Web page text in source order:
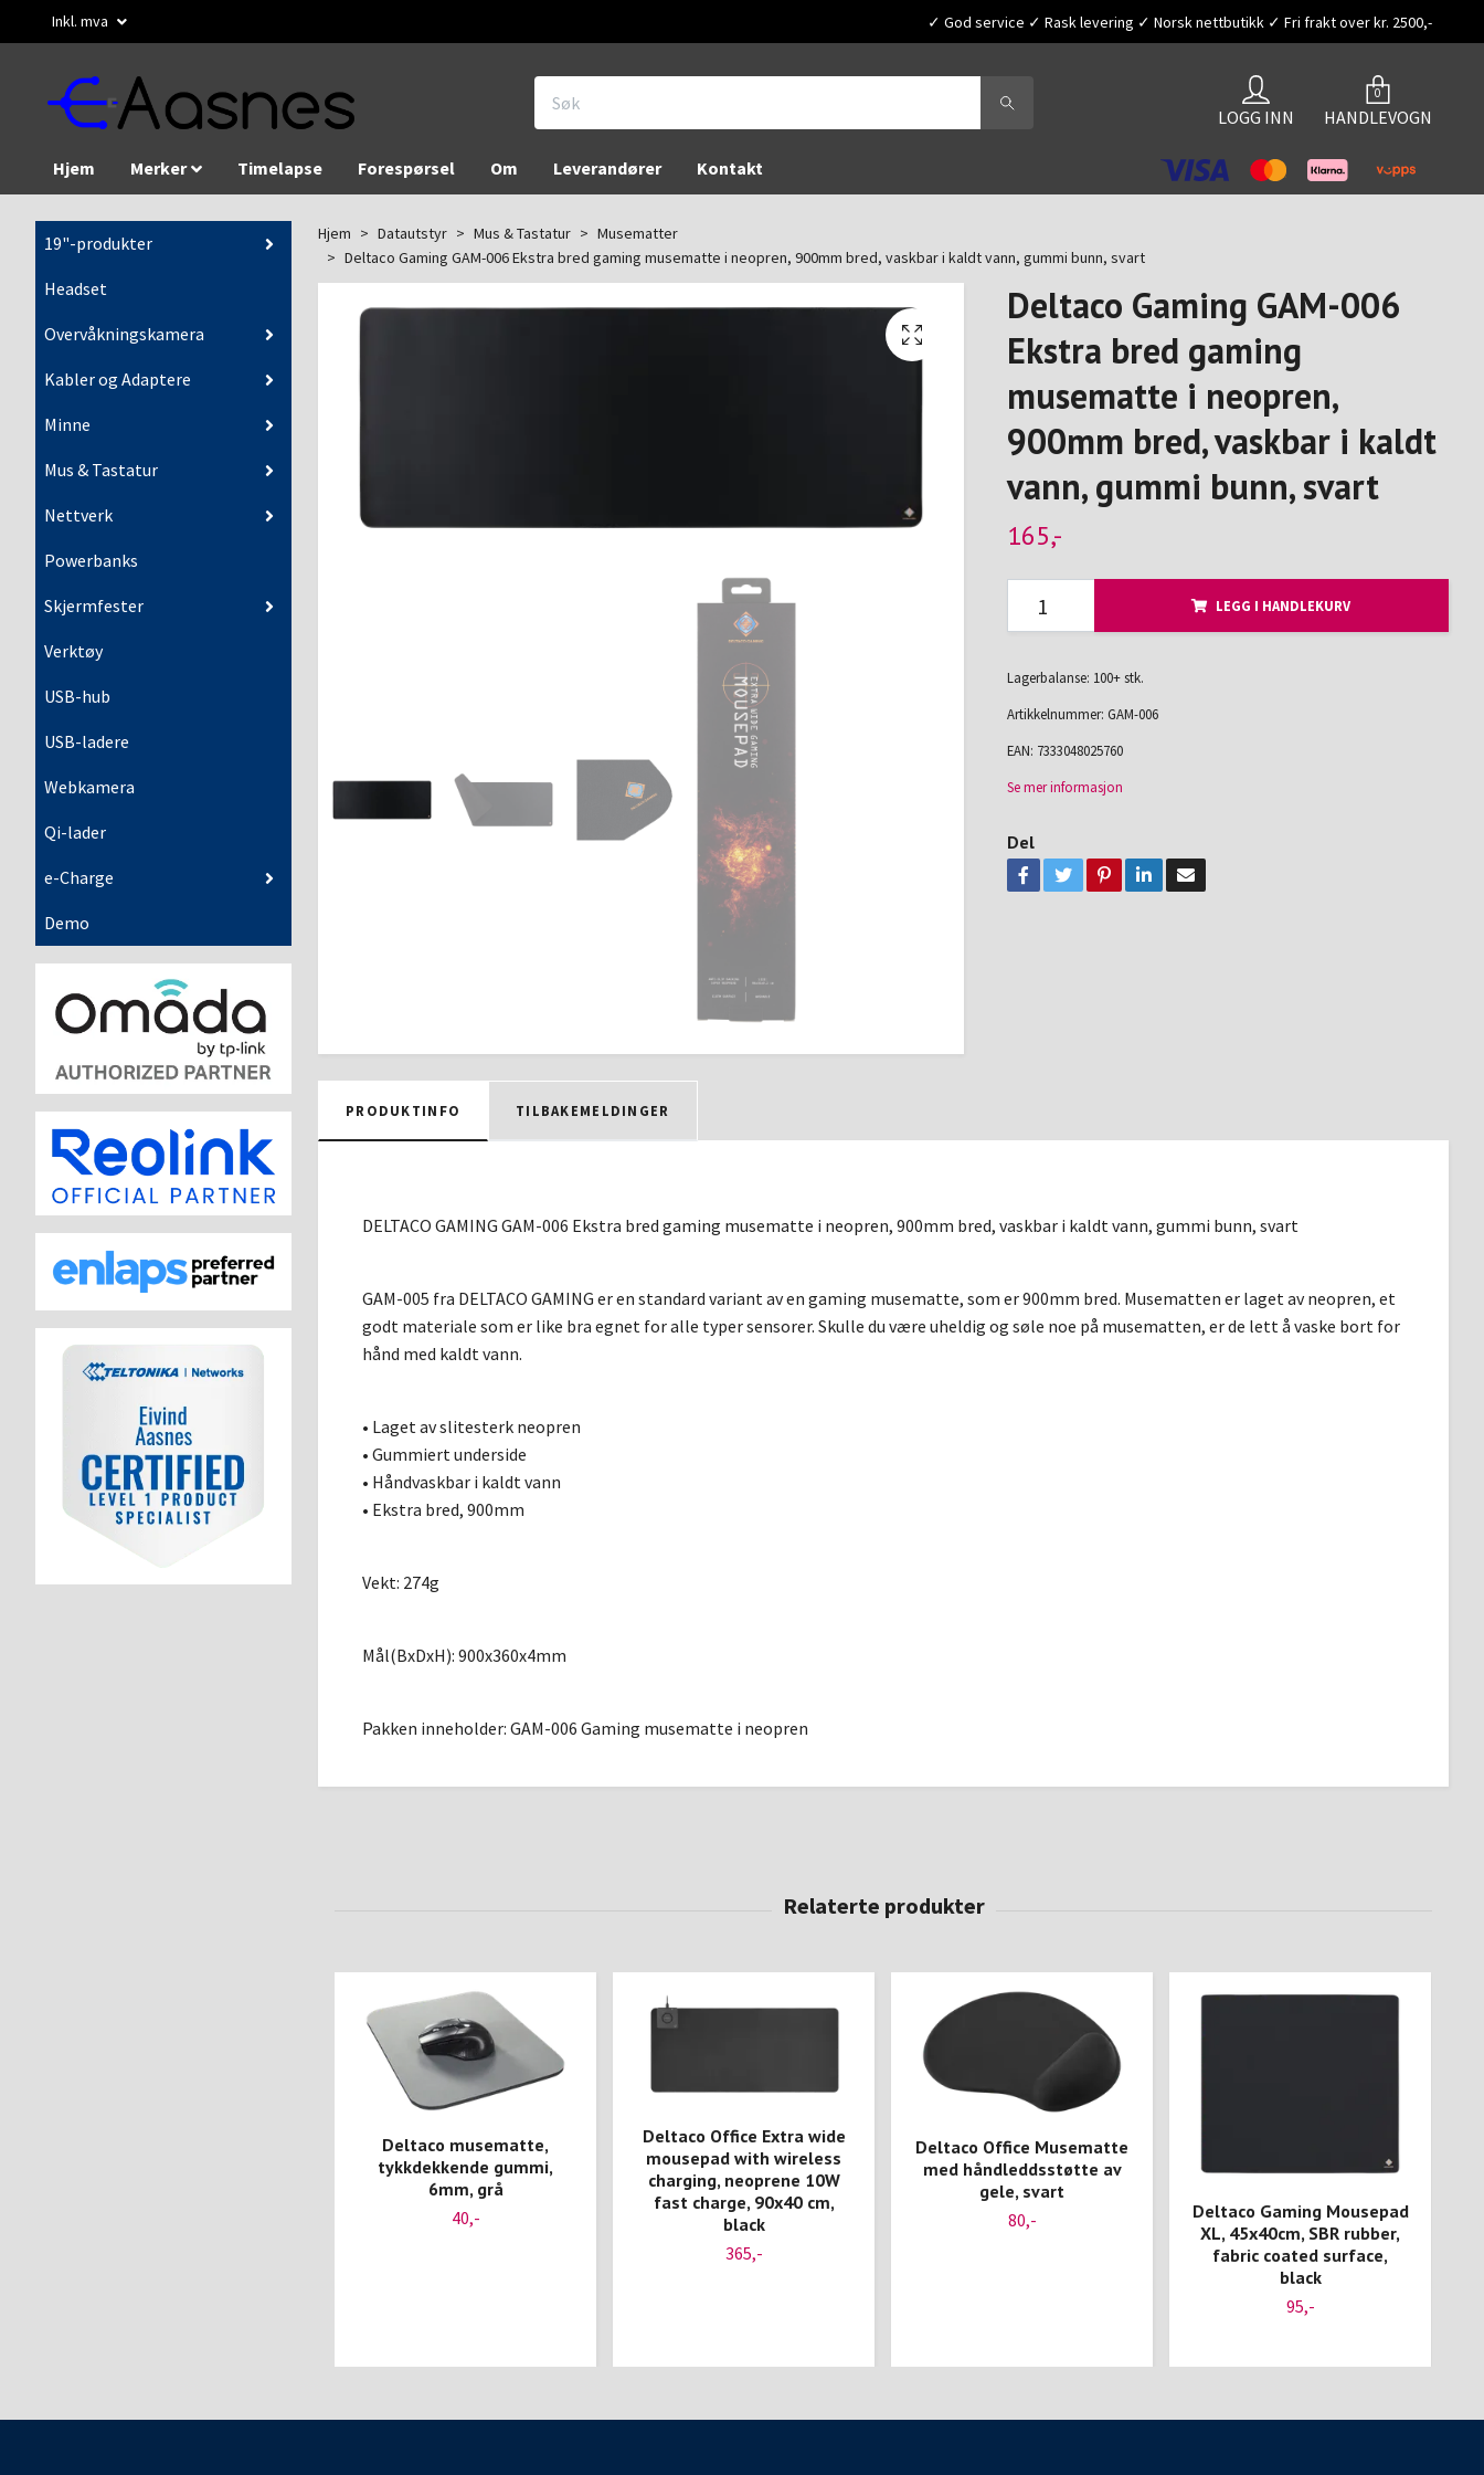
Inkl. mva ✓ God service ✓ Rask levering ✓ Norsk nettbutikk ✓ Fri frakt over kr. 2500,-
LOGG INN
0
HANDLEVOGN
Hjem Merker Timelapse Forespørsel Om Leverandører Kontakt
19"-produkter
Headset
Overvåkningskamera
Kabler og Adaptere
Minne
Mus & Tastatur
Nettverk
Powerbanks
Skjermfester
Verktøy
USB-hub
USB-ladere
Webkamera
Qi-lader
e-Charge
Demo
Hjem Datautstyr Mus & Tastatur
Musematter
Deltaco Gaming GAM-006 Ekstra bred gaming musematte i neopren, 900mm bred, vaskbar i kaldt vann, gummi bunn, svart
Deltaco Gaming GAM-006
Ekstra bred gaming
musematte i neopren,
900mm bred, vaskbar i kaldt
vann, gummi bunn, svart
165,-
LEGG I HANDLEKURV
Lagerbalanse: 100+ stk.
Artikkelnummer: GAM-006
EAN: 7333048025760
Se mer informasjon
Del
PRODUKTINFO TILBAKEMELDINGER
DELTACO GAMING GAM-006 Ekstra bred gaming musematte i neopren, 900mm bred, vaskbar i kaldt vann, gummi bunn, svart
GAM-005 fra DELTACO GAMING er en standard variant av en gaming musematte, som er 900mm bred. Musematten er laget av neopren, et
godt materiale som er like bra egnet for alle typer sensorer. Skulle du være uheldig og søle noe på musematten, er de lett å vaske bort for
hånd med kaldt vann.
• Laget av slitesterk neopren
• Gummiert underside
• Håndvaskbar i kaldt vann
• Ekstra bred, 900mm
Vekt: 274g
Mål(BxDxH): 900x360x4mm
Pakken inneholder: GAM-006 Gaming musematte i neopren
Deltaco musematte,
tykkdekkende gummi,
6mm, grå
40,-
Deltaco Office Extra wide
mousepad with wireless
charging, neoprene 10W
fast charge, 90x40 cm,
black
365,-
Deltaco Office Musematte
med håndleddsstøtte av
gele, svart
80,-
Deltaco Gaming Mousepad
XL, 45x40cm, SBR rubber,
fabric coated surface,
black
95,-